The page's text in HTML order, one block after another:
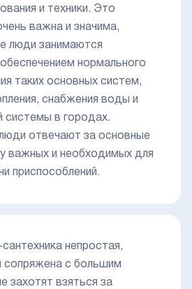
и техники. Это
важна и значима,
люди занимаются
нормального
таких основных систем,
снабжения воды и
системы в городах.
отвечают за основные
важных и необходимых для
приспособлений.
непростая,
сопряжена с большим
захотят взяться за